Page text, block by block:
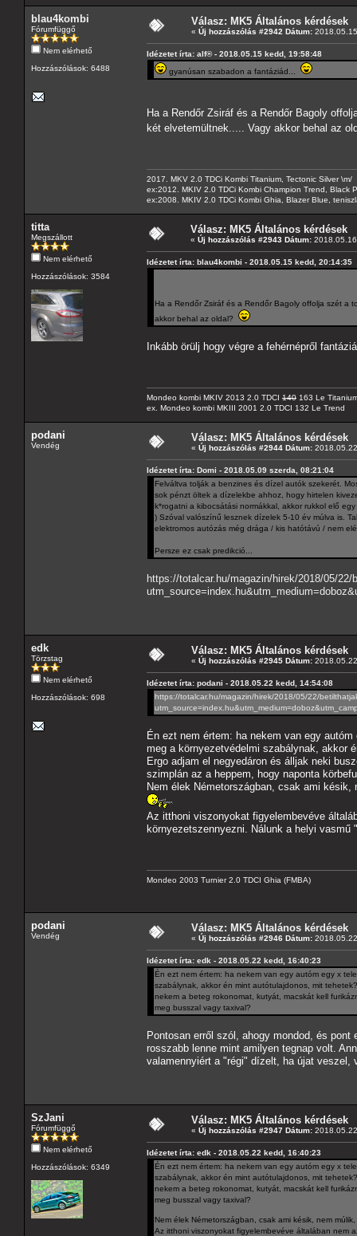
blau4kombi
Fórumfüggő
Nem elérhető
Hozzászólások: 6488
Válasz: MK5 Általános kérdések
« Új hozzászólás #2942 Dátum:
Idézetet írta: alf® - 2018.05.15 kedd, 19:58:48
gyanúsan szabadon a fantáziád...
Ha a Rendőr Zsiráf és a Rendőr Bagoly
két elvetemültnek..... Vagy akkor behal az
2017. MKV 2.0 TDCi Kombi Titanium, Tectonic Silver \m/
ex:2012. MKIV 2.0 TDCi Kombi Champion Trend, Black
ex:2008. MKIV 2.0 TDCi Kombi Ghia, Blazer Blue,
titta
Megszállott
Nem elérhető
Hozzászólások: 3584
Válasz: MK5 Általános kérdések
« Új hozzászólás #2943 Dátum:
Idézetet írta: blau4kombi - 2018.05.15 kedd, 20:14:35
Ha a Rendőr Zsiráf és a Rendőr Bagoly offolja szét
akkor behal az oldal?
Inkább örülj hogy végre a fehérnépről
Mondeo kombi MKIV 2013 2.0 TDCI 140 163 Le
ex. Mondeo kombi MKIII 2001 2.0 TDCI 132 Le Trend
podani
Vendég
Válasz: MK5 Általános kérdések
« Új hozzászólás #2944 Dátum:
Idézetet írta: Domi - 2018.05.09 szerda, 08:21:04
Felváltva tolják a benzines és dízel autók szekerét.
sok pénzt öltek a dízelekbe ahhoz, hogy hirtelen
k*rogatni a kibocsátási normákkal, akkor rukkol elő
) Szóval valószínű lesznek dízelek 5-10 év múlva is.
elektromos autózás még drága / kis hatótávú / nem
Persze ez csak predikció...
https://totalcar.hu/magazin/hirek/2018/05/
edk
Törzstag
Nem elérhető
Hozzászólások: 698
Válasz: MK5 Általános kérdések
« Új hozzászólás #2945 Dátum:
Idézetet írta: podani - 2018.05.22 kedd, 14:54:08
https://totalcar.hu/magazin/hirek/2018/05/22/
Én ezt nem értem: ha nekem van egy
meg a környezetvédelmi szabálynak, akkor
Ergo adjam el negyedáron és álljak neki
szimplán az a heppem, hogy naponta
Nem élek Németországban, csak ami
Az itthoni viszonyokat figyelembevéve
környezetszennyezni. Nálunk a helyi
Mondeo 2003 Turnier 2.0 TDCI Ghia (FMBA)
podani
Vendég
Válasz: MK5 Általános kérdések
« Új hozzászólás #2946 Dátum:
Idézetet írta: edk - 2018.05.22 kedd, 16:40:23
Én ezt nem értem: ha nekem van egy autóm egy x
szabálynak, akkor én mint autótulajdonos, mit
nekem a beteg rokonomat, kutyát, macskát kell
meg busszal vagy taxival?
Pontosan erről szól, ahogy mondod, és
rosszabb lenne mint amilyen tegnap volt.
valamennyiért a "régi" dízelt, ha újat veszel,
SzJani
Fórumfüggő
Nem elérhető
Hozzászólások: 6349
Válasz: MK5 Általános kérdések
« Új hozzászólás #2947 Dátum:
Idézetet írta: edk - 2018.05.22 kedd, 16:40:23
Én ezt nem értem: ha nekem van egy autóm egy x
szabálynak, akkor én mint autótulajdonos, mit
nekem a beteg rokonomat, kutyát, macskát kell
meg busszal vagy taxival?
Nem élek Németországban, csak ami késik, nem
Az itthoni viszonyokat figyelembevéve általában nem